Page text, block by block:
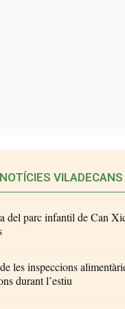
VILADECANS
del parc infantil de Can
les inspeccions
durant l’estiu